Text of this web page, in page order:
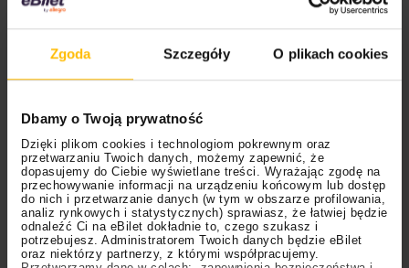
Zgoda Szczegóły O plikach cookies
Dbamy o Twoją prywatność
Dzięki plikom cookies i technologiom pokrewnym oraz
przetwarzaniu Twoich danych, możemy zapewnić, że
dopasujemy do Ciebie wyświetlane treści. Wyrażając zgodę na
przechowywanie informacji na urządzeniu końcowym lub dostęp
do nich i przetwarzanie danych (w tym w obszarze profilowania,
analiz rynkowych i statystycznych) sprawiasz, że łatwiej będzie
odnaleźć Ci na eBilet dokładnie to, czego szukasz i
potrzebujesz. Administratorem Twoich danych będzie eBilet
oraz niektórzy partnerzy, z którymi współpracujemy.
Kolejna wolta miała miejsce w 1996 roku, kiedy to
Westbam wydał“Terminatora”, rozpoczynając tym
samym modę na techno-electro.Kontynuował ją,